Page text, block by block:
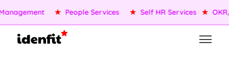
★ People Services ★ Self HR Services ★